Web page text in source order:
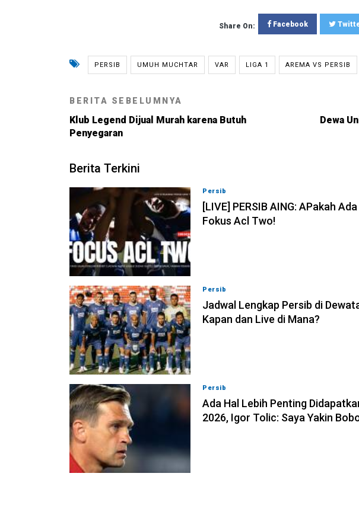
Share On: Facebook
PERSIB UMUH MUCHTAR VAR LIGA 1 AREMA VS PERSIB
BERITA SEBELUMNYA
Klub Legend Dijual Murah karena Butuh
Penyegaran
Dewa
Berita Terkini
Persib
[LIVE] PERSIB AING: APakah
Fokus Acl Two!
Persib
Jadwal Lengkap Persib di
Kapan dan Live di Mana?
Persib
Ada Hal Lebih Penting
2026, Igor Tolic: Saya Yakin